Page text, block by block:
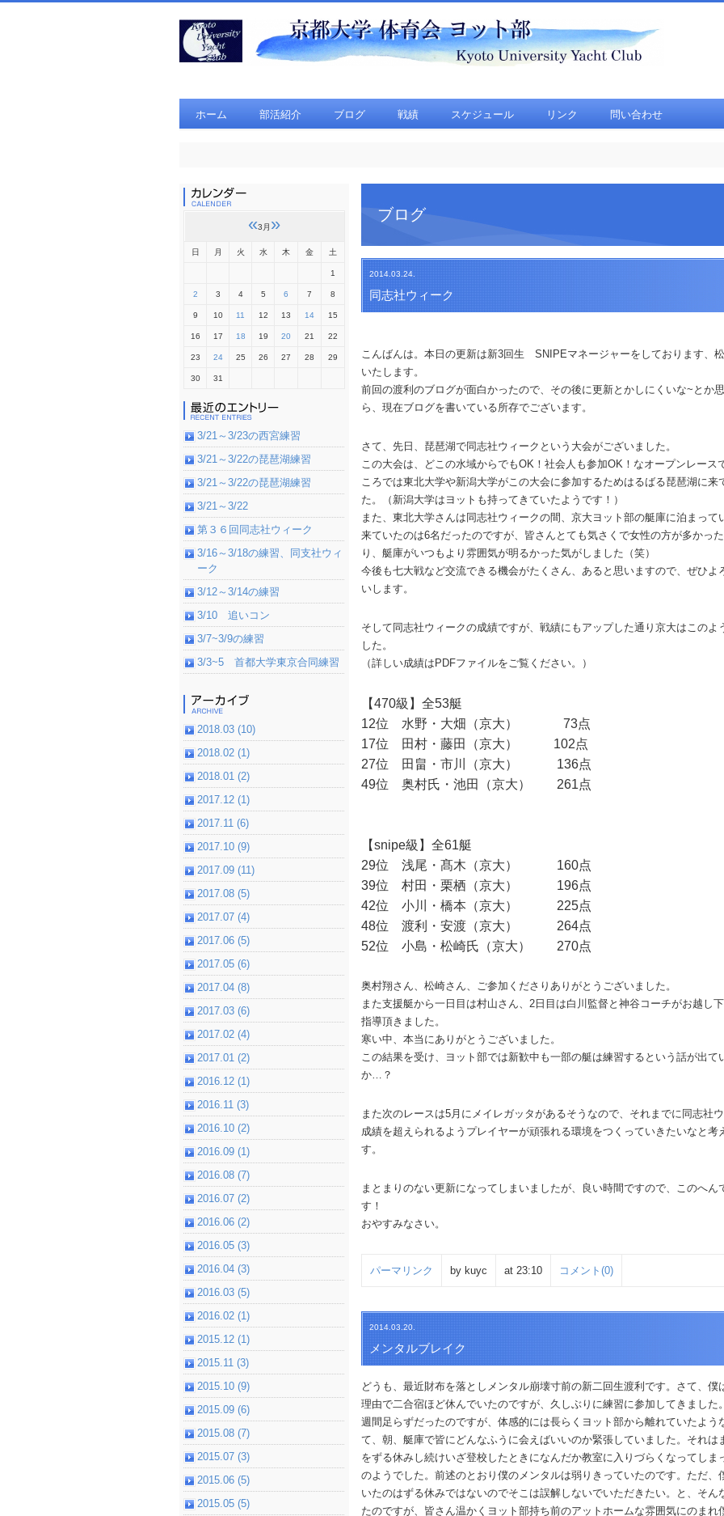
ホーム 部活紹介 ブログ 戦績 スケジュール リンク 問い合わせ
ブログ
2014.03.24.
同志社ウィーク
こんばんは。本日の更新は新3回生 SNIPEマネージャーをしております、
いたします。
前回の渡利のブログが面白かったので、その後に更新とかしにくいな~とか
ら、現在ブログを書いている所存でございます。
さて、先日、琵琶湖で同志社ウィークという大会がございました。
この大会は、どこの水域からでもOK！社会人も参加OK！なオープンレース
ころでは東北大学や新潟大学がこの大会に参加するためはるばる琵琶湖に来
た。（新潟大学はヨットも持ってきていたようです！）
また、東北大学さんは同志社ウィークの間、京大ヨット部の艇庫に泊まって
来ていたのは6名だったのですが、皆さんとても気さくで女性の方が多かっ
り、艇庫がいつもより雰囲気が明るかった気がしました（笑）
今後も七大戦など交流できる機会がたくさん、あると思いますので、ぜひよ
いします。
そして同志社ウィークの成績ですが、戦績にもアップした通り京大はこのよ
した。
（詳しい成績はPDFファイルをご覧ください。）
【470級】全53艇
12位 水野・大畑（京大） 73点
17位 田村・藤田（京大） 102点
27位 田畠・市川（京大） 136点
49位 奥村氏・池田（京大） 261点
【snipe級】全61艇
29位 浅尾・髙木（京大） 160点
39位 村田・栗栖（京大） 196点
42位 小川・橋本（京大） 225点
48位 渡利・安渡（京大） 264点
52位 小島・松崎氏（京大） 270点
奥村翔さん、松崎さん、ご参加くださりありがとうございました。
また支援艇から一日目は村山さん、2日目は白川監督と神谷コーチがお越し
指導頂きました。
寒い中、本当にありがとうございました。
この結果を受け、ヨット部では新歓中も一部の艇は練習するという話が出て
か…？
また次のレースは5月にメイレガッタがあるそうなので、それまでに同志社
成績を超えられるようプレイヤーが頑張れる環境をつくっていきたいなと考
す。
まとまりのない更新になってしまいましたが、良い時間ですので、このへん
す！
おやすみなさい。
パーマリンク by kuyc at 23:10 コメント(0)
2014.03.20.
メンタルブレイク
どうも、最近財布を落としメンタル崩壊寸前の新二回生渡利です。さて、僕
理由で二合宿ほど休んでいたのですが、久しぶりに練習に参加してきました
週間足らずだったのですが、体感的には長らくヨット部から離れていたよう
て、朝、艇庫で皆にどんなふうに会えばいいのか緊張していました。それは
をずる休みし続けいざ登校したときになんだか教室に入りづらくなってしま
のようでした。前述のとおり僕のメンタルは弱りきっていたのです。ただ、
いたのはずる休みではないのでそこは誤解しないでいただきたい。と、そん
たのですが、皆さん温かくヨット部持ち前のアットホームな雰囲気にのまれ
«3月 »
日 月 火 水 木 金 土
1
2 3 4 5 6 7 8
9 10 11 12 13 14 15
16 17 18 19 20 21 22
23 24 25 26 27 28 29
30 31
3/21～3/23の西宮練習
3/21～3/22の琵琶湖練習
3/21～3/22の琵琶湖練習
3/21～3/22
第３６回同志社ウィーク
3/16～3/18の練習、同支社ウィ
ーク
3/12～3/14の練習
3/10 追いコン
3/7~3/9の練習
3/3~5 首都大学東京合同練習
2018.03 (10)
2018.02 (1)
2018.01 (2)
2017.12 (1)
2017.11 (6)
2017.10 (9)
2017.09 (11)
2017.08 (5)
2017.07 (4)
2017.06 (5)
2017.05 (6)
2017.04 (8)
2017.03 (6)
2017.02 (4)
2017.01 (2)
2016.12 (1)
2016.11 (3)
2016.10 (2)
2016.09 (1)
2016.08 (7)
2016.07 (2)
2016.06 (2)
2016.05 (3)
2016.04 (3)
2016.03 (5)
2016.02 (1)
2015.12 (1)
2015.11 (3)
2015.10 (9)
2015.09 (6)
2015.08 (7)
2015.07 (3)
2015.06 (5)
2015.05 (5)